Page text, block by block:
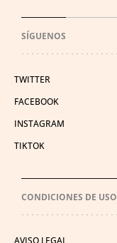
SÍGUENOS
TWITTER
FACEBOOK
INSTAGRAM
TIKTOK
CONDICIONES DE USO
AVISO LEGAL